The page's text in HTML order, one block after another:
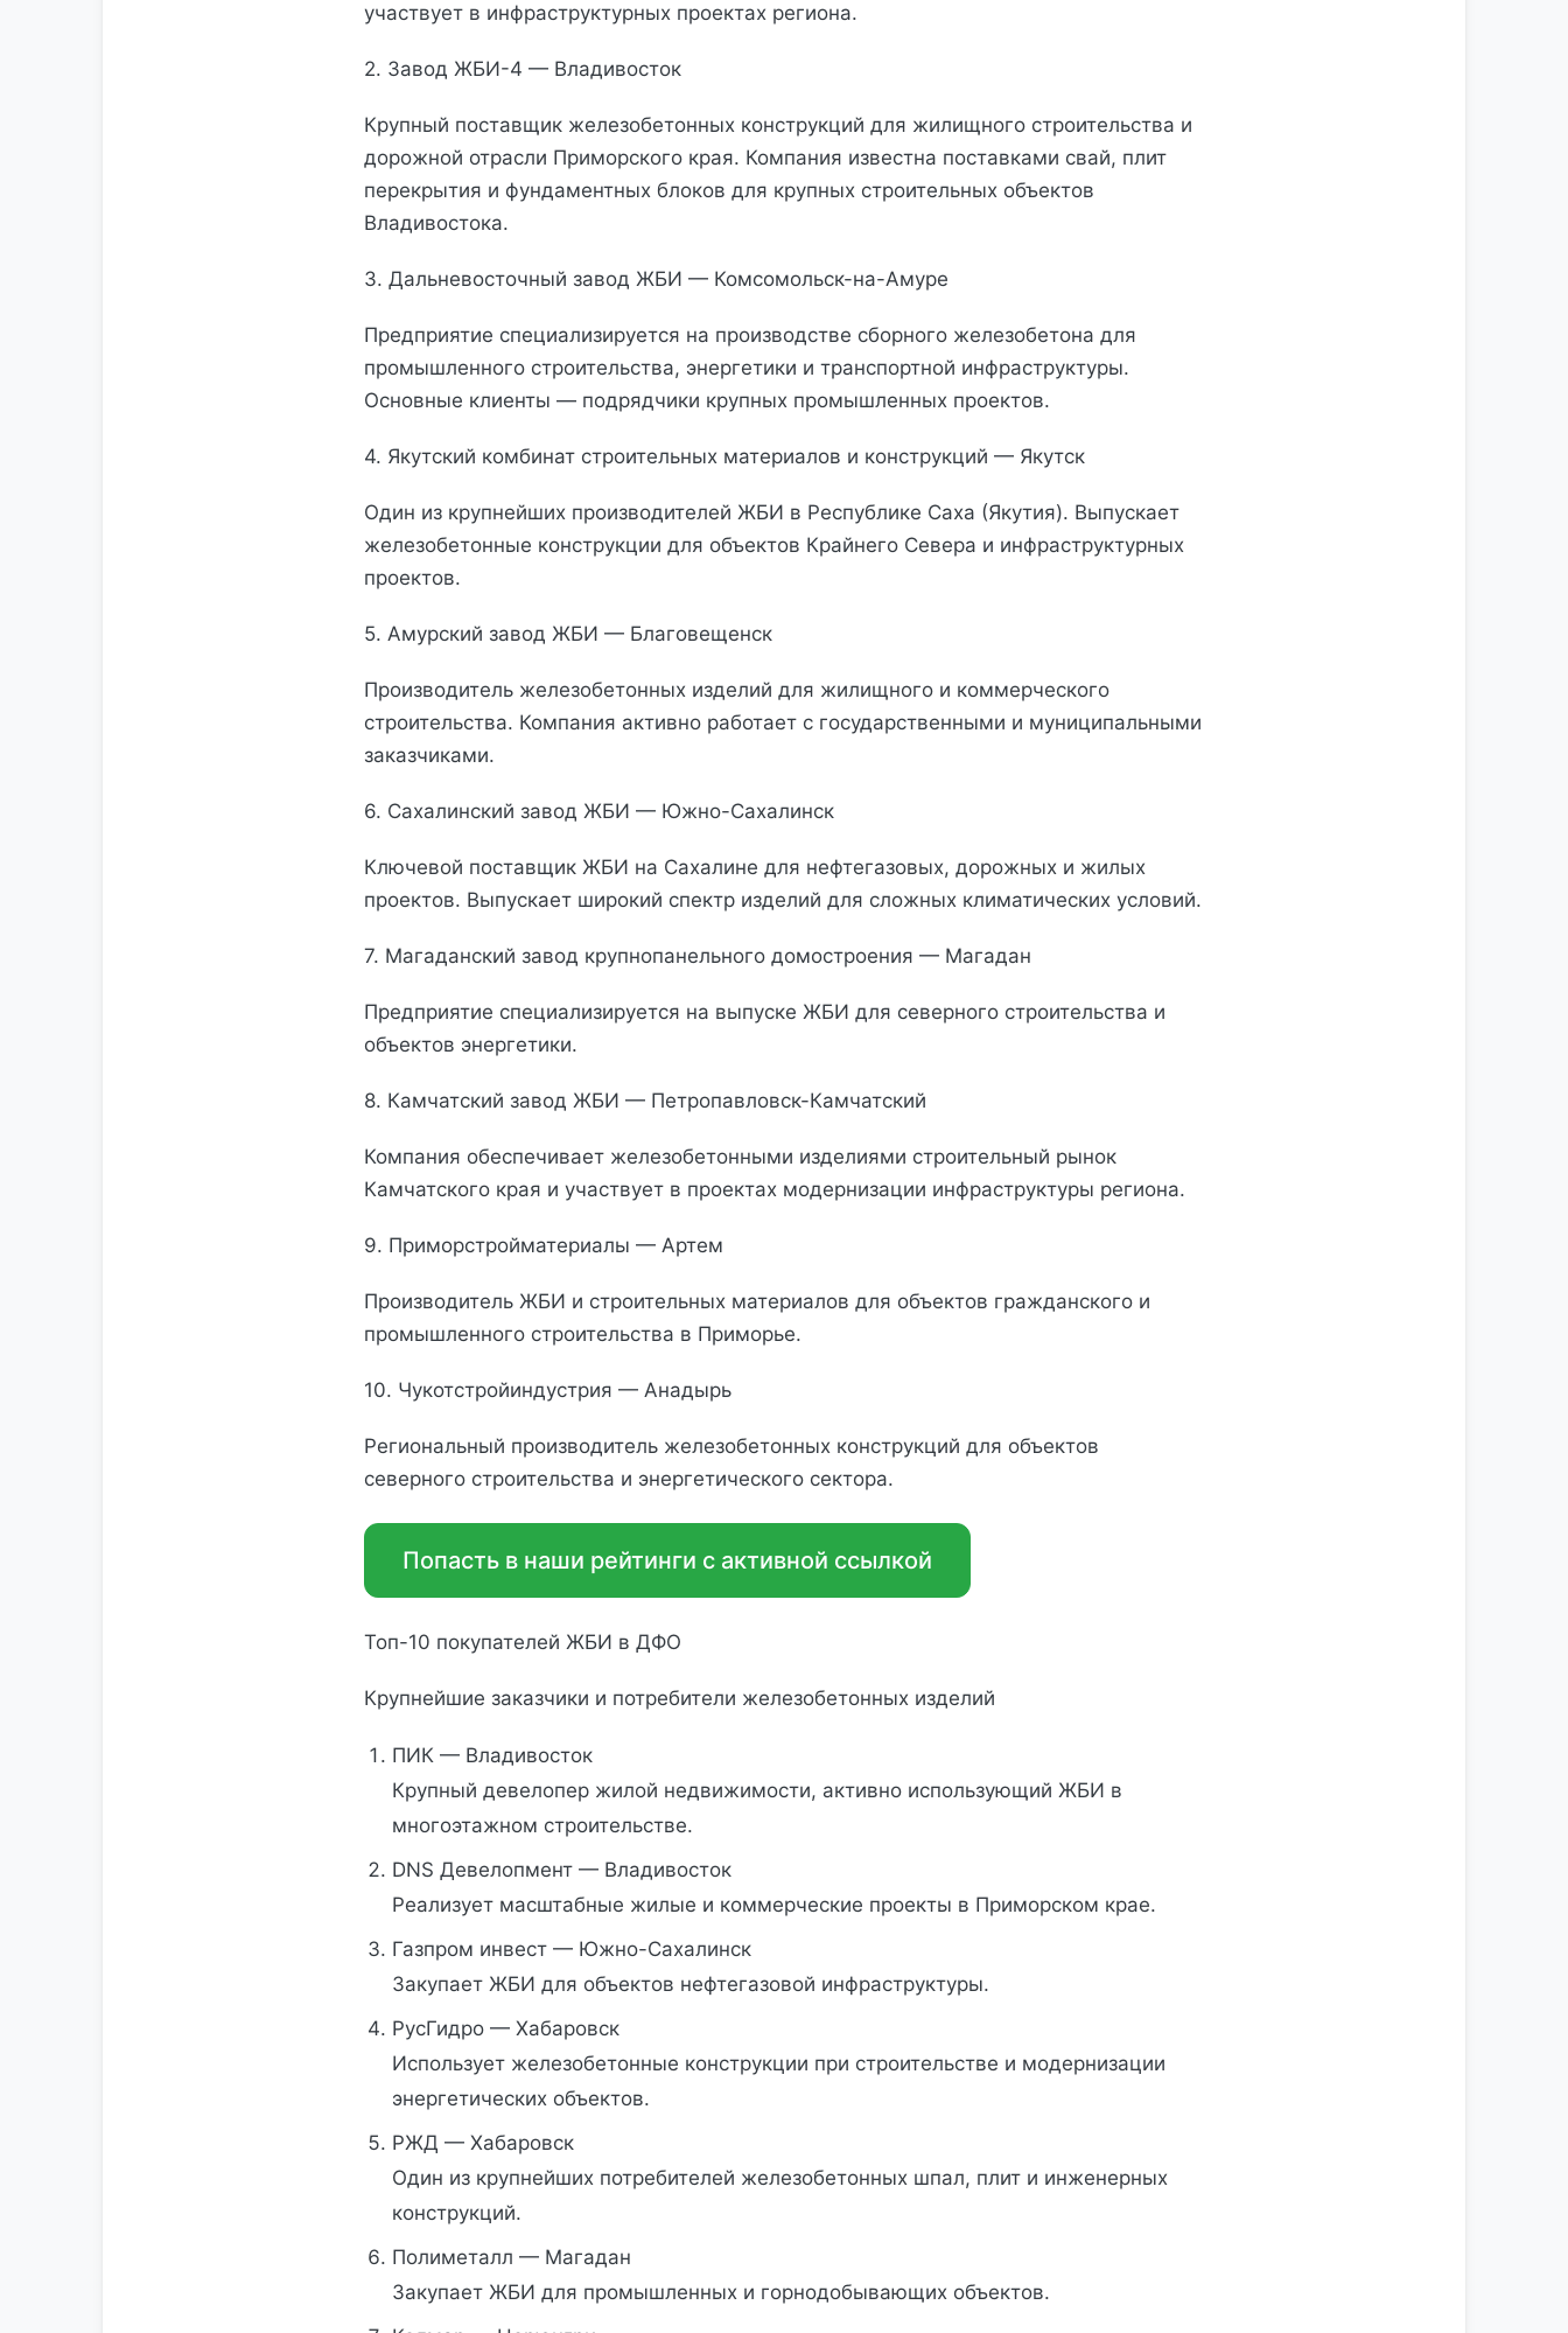
участвует в инфраструктурных проектах региона.
2. Завод ЖБИ-4 — Владивосток
Крупный поставщик железобетонных конструкций для жилищного строительства и
дорожной отрасли Приморского края. Компания известна поставками свай, плит
перекрытия и фундаментных блоков для крупных строительных объектов
Владивостока.
3. Дальневосточный завод ЖБИ — Комсомольск-на-Амуре
Предприятие специализируется на производстве сборного железобетона для
промышленного строительства, энергетики и транспортной инфраструктуры.
Основные клиенты — подрядчики крупных промышленных проектов.
4. Якутский комбинат строительных материалов и конструкций — Якутск
Один из крупнейших производителей ЖБИ в Республике Саха (Якутия). Выпускает
железобетонные конструкции для объектов Крайнего Севера и инфраструктурных
проектов.
5. Амурский завод ЖБИ — Благовещенск
Производитель железобетонных изделий для жилищного и коммерческого
строительства. Компания активно работает с государственными и муниципальными
заказчиками.
6. Сахалинский завод ЖБИ — Южно-Сахалинск
Ключевой поставщик ЖБИ на Сахалине для нефтегазовых, дорожных и жилых
проектов. Выпускает широкий спектр изделий для сложных климатических условий.
7. Магаданский завод крупнопанельного домостроения — Магадан
Предприятие специализируется на выпуске ЖБИ для северного строительства и
объектов энергетики.
8. Камчатский завод ЖБИ — Петропавловск-Камчатский
Компания обеспечивает железобетонными изделиями строительный рынок
Камчатского края и участвует в проектах модернизации инфраструктуры региона.
9. Приморстройматериалы — Артем
Производитель ЖБИ и строительных материалов для объектов гражданского и
промышленного строительства в Приморье.
10. Чукотстройиндустрия — Анадырь
Региональный производитель железобетонных конструкций для объектов
северного строительства и энергетического сектора.
Попасть в наши рейтинги с активной ссылкой
Топ-10 покупателей ЖБИ в ДФО
Крупнейшие заказчики и потребители железобетонных изделий
ПИК — Владивосток
Крупный девелопер жилой недвижимости, активно использующий ЖБИ в
многоэтажном строительстве.
DNS Девелопмент — Владивосток
Реализует масштабные жилые и коммерческие проекты в Приморском крае.
Газпром инвест — Южно-Сахалинск
Закупает ЖБИ для объектов нефтегазовой инфраструктуры.
РусГидро — Хабаровск
Использует железобетонные конструкции при строительстве и модернизации
энергетических объектов.
РЖД — Хабаровск
Один из крупнейших потребителей железобетонных шпал, плит и инженерных
конструкций.
Полиметалл — Магадан
Закупает ЖБИ для промышленных и горнодобывающих объектов.